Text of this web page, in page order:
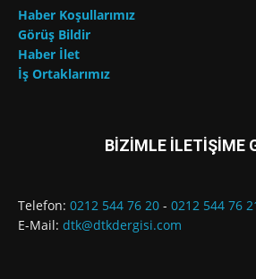
Haber Koşullarımız
Görüş Bildir
Haber İlet
İş Ortaklarımız
BİZİMLE İLETİŞİME
Telefon: 0212 544 76 20 - 0212 544 76
E-Mail: dtk@dtkdergisi.com